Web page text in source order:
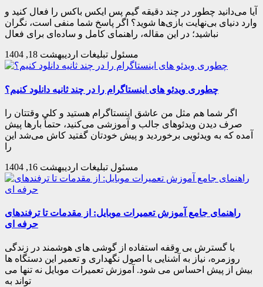
آیا می‌دانید چطور در چند دقیقه گیم پس ایکس باکس را فعال کنید و
وارد دنیای بی‌نهایت بازی‌ها شوید؟ اگر پاسخ شما منفی است، نگران
مسئول تبلیغات اردیبهشت 18, 1404
چطوری ویدئو های اینستاگرام را در چند ثانیه دانلود کنیم؟
اگر شما هم مثل من عاشق اینستاگرام هستید و کلی وقتتان را
صرف دیدن ویدئوهای جالب و آموزشی می‌کنید، حتماً بارها پیش
آمده که به ویدئویی برخوردید و پیش خودتان گفتید کاش می‌شد این
را
مسئول تبلیغات اردیبهشت 16, 1404
راهنمای جامع آموزش تعمیرات موبایل: از مقدمات تا ترفندهای
حرفه ای
با گسترش بی وقفه استفاده از گوشی های هوشمند در زندگی
روزمره، نیاز به آشنایی با اصول نگهداری و تعمیر این دستگاه ها
بیش از پیش احساس می شود. آموزش تعمیرات موبایل نه تنها می
تواند به